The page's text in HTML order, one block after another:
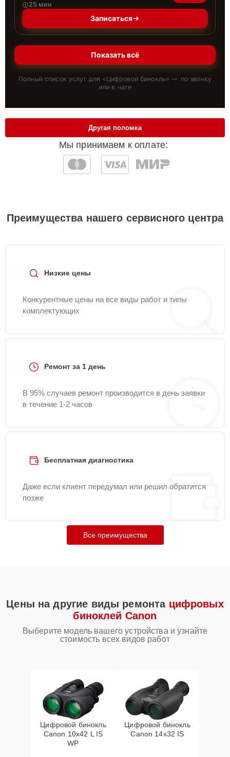
25 мин
Записаться
Показать всё
Полный список услуг для «Цифровой бинокль» — по звонку
или в чате
Мы принимаем к оплате:
Другая поломка
Преимущества нашего сервисного центра
Низкие цены
Конкурентные цены на все виды работ и типы
комплектующих
Ремонт за 1 день
В 95% случаев ремонт производится в день заявки
в течение 1-2 часов
Бесплатная диагностика
Даже если клиент передумал или решил обратится
позже
Все преимущества
Цены на другие виды ремонта цифровых
биноклей Canon
Выберите модель вашего устройства и узнайте
стоимость всех видов работ
Цифровой бинокль
Canon 10x42 L IS
WP
Цифровой бинокль
Canon 14x32 IS